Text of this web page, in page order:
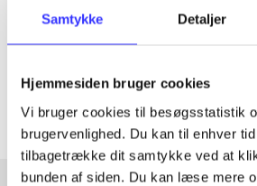
Samtykke Detaljer
Hjemmesiden bruger cookies
Vi bruger cookies til besøgsstatistik
brugervenlighed. Du kan til enhver
tilbagetrække dit samtykke ved at
bunden af siden. Du kan læse mere
lorem ipsum dolor sit amet ...
Tidsskrift
Artiklerne i handler ofte om